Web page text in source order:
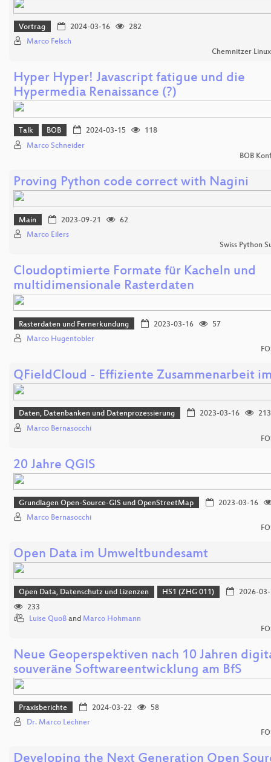
Vortrag 2024-03-16
282
Marco Felsch
Chemnitzer
Hyper Hyper! Javascript fatigue und die
Hypermedia Renaissance (?)
Talk BOB 2024-03-15
118
Marco Schneider
BOB
Proving Python code correct with Nagini
Main 2023-09-21
62
Marco Eilers
Swiss Python
Cloudoptimierte Formate für Kacheln und
multidimensionale Rasterdaten
Rasterdaten und Fernerkundung 2023-03-16
57
Marco Hugentobler
QFieldCloud - Effiziente Zusammenarbeit
Daten, Datenbanken und Datenprozessierung 2023-03-16
213
Marco Bernasocchi
20 Jahre QGIS
Grundlagen Open-Source-GIS und OpenStreetMap
2023-03-16
Marco Bernasocchi
Open Data im Umweltbundesamt
Open Data, Datenschutz und Lizenzen HS1 (ZHG 011)
2026-
233
Luise Quoß and Marco Hohmann
Neue Geoperspektiven nach 10 Jahren
souveräne Softwareentwicklung am BfS
Praxisberichte 2024-03-22
58
Dr. Marco Lechner